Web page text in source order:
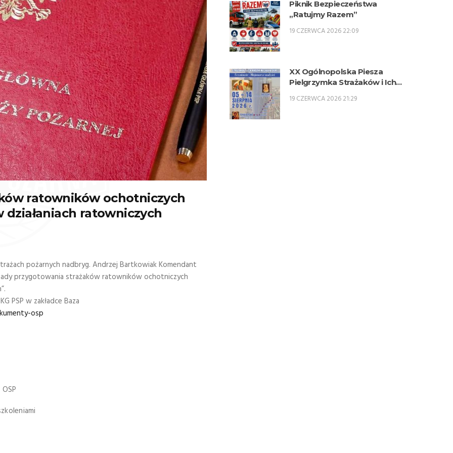
ratowników ochotniczych
działaniach ratowniczych
pożarnych nadbryg. Andrzej Bartkowiak Komendant
przygotowania strażaków ratowników ochotniczych
PSP w zakładce Baza
osp
Piknik Bezpieczeństwa
„Ratujmy Razem”
19 CZERWCA 2026 22:09
XX Ogólnopolska Piesza
Pielgrzymka Strażaków i Ich
sierpnia 2026 r.
19 CZERWCA 2026 21:29